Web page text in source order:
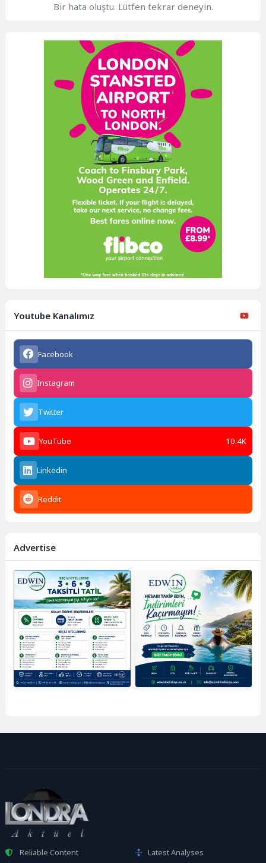
Bir hata oluştu. Lütfen tekrar deneyin.
Youtube Kanalımız
Facebook
Instagram
Twitter
YouTube 10.4K
Linkedin
Reddit
Advertise
Reliable Content
Latest Analyses